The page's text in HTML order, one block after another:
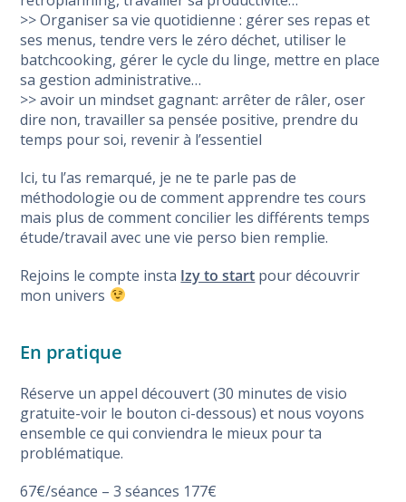
>> Organiser sa vie quotidienne : gérer ses repas et
ses menus, tendre vers le zéro déchet, utiliser le
batchcooking, gérer le cycle du linge, mettre en place
sa gestion administrative…
>> avoir un mindset gagnant: arrêter de râler, oser
dire non, travailler sa pensée positive, prendre du
temps pour soi, revenir à l’essentiel
Ici, tu l’as remarqué, je ne te parle pas de
méthodologie ou de comment apprendre tes cours
mais plus de comment concilier les différents temps
étude/travail avec une vie perso bien remplie.
Rejoins le compte insta Izy to start pour découvrir
mon univers
En pratique
Réserve un appel découvert (30 minutes de visio
gratuite-voir le bouton ci-dessous) et nous voyons
ensemble ce qui conviendra le mieux pour ta
problématique.
67€/séance – 3 séances 177€